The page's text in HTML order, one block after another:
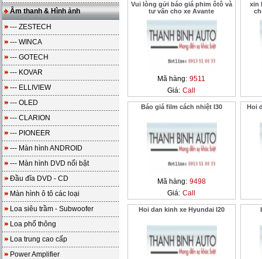
Âm thanh & Hình ảnh
--- ZESTECH
--- WINCA
--- GOTECH
--- KOVAR
--- ELLIVIEW
--- OLED
--- CLARION
--- PIONEER
--- Màn hình ANDROID
--- Màn hình DVD nổi bật
Đầu đĩa DVD - CD
Màn hình ô tô các loại
Loa siêu trầm - Subwoofer
Loa phổ thông
Loa trung cao cấp
Power Amplifier
Vui lòng gửi báo giá phim ôtô và
tư vấn cho xe Avante
Mã hàng: 9511
Giá: Call
xin
Báo giá film cách nhiệt I30
Mã hàng: 9498
Giá: Call
Hoi
Hoi dan kinh xe Hyundai I20